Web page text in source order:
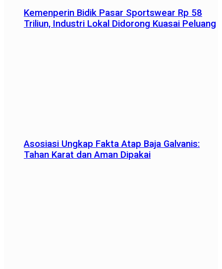
Kemenperin Bidik Pasar Sportswear Rp 58
Triliun, Industri Lokal Didorong Kuasai Peluang
Asosiasi Ungkap Fakta Atap Baja Galvanis:
Tahan Karat dan Aman Dipakai